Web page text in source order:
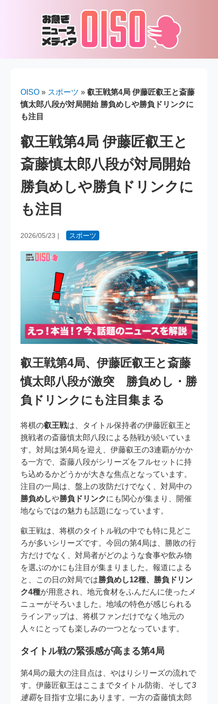
OISO » スポーツ »叡王戦第4局 伊藤匠叡王と斎藤
慎太郎八段が対局開始 勝負めしや勝負ドリンクに
も注目
叡王戦第4局 伊藤匠叡王と
斎藤慎太郎八段が対局開始
勝負めしや勝負ドリンクに
も注目
2026/05/23 | スポーツ
叡王戦第4局、伊藤匠叡王と斎藤
慎太郎八段が激突 勝負めし・勝
負ドリンクにも注目集まる
将棋の叡王戦は、タイトル保持者の伊藤匠叡王と
挑戦者の斎藤慎太郎八段による熱戦が続いていま
す。対局は第4局を迎え、伊藤叡王の3連覇がかか
る一方で、斎藤八段がシリーズをフルセットに持
ち込めるかどうかが大きな焦点となっています。
注目の一局は、盤上の攻防だけでなく、対局中の
勝負めしや勝負ドリンクにも関心が集まり、開催
地ならではの魅力も話題になっています。
叡王戦は、将棋のタイトル戦の中でも特に見どこ
ろが多いシリーズです。今回の第4局は、勝敗の行
方だけでなく、対局者がどのような食事や飲み物
を選ぶのかにも注目が集まりました。報道による
と、この日の対局では勝負めし12種、勝負ドリン
ク4種が用意され、地元食材をふんだんに使ったメ
ニューがそろいました。地域の特色が感じられる
ラインアップは、将棋ファンだけでなく地元の
人々にとっても楽しみの一つとなっています。
タイトル戦の緊張感が高まる第4局
第4局の最大の注目点は、やはりシリーズの流れで
す。伊藤匠叡王はここまでタイトル防衛、そして3
連覇を目指す立場にあります。一方の斎藤慎太郎